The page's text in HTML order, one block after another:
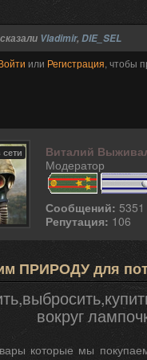
Vladimir, DIE_SEL
или Регистрация, чтобы
Виталий
Модератор
Сообщений: 5351
Репутация: 106
ПРИРОДУ для
вокруг
которые мы